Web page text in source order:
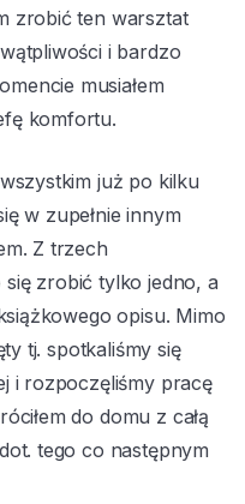
zrobić ten warsztat
i bardzo
musiałem
komfortu.
już po kilku
w zupełnie innym
Z trzech
się zrobić tylko jedno, a
opisu. Mimo
tj. spotkaliśmy się
i rozpoczęliśmy pracę
do domu z całą
tego co następnym